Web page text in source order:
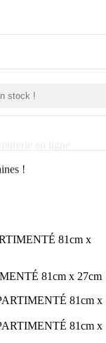
!
81cm x